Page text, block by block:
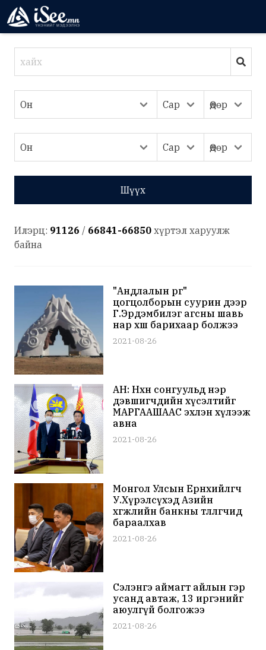
Шүүх
Илэрц: 91126 / 66841-66850 хүртэл харуулж
байна
"Андлалын өргөө"
цогцолборын суурин дээр
Г.Эрдэмбилэг агсны шавь
нар хөшөө барихаар болжээ
2021-08-26
АН: Нөхөн сонгуульд нэр
дэвшигчдийн хүсэлтийг
МАРГААШААС эхлэн хүлээж
авна
2021-08-26
Монгол Улсын Ерөнхийлөгч
У.Хүрэлсүхэд Азийн
хөгжлийн банкны төлөөлөгчид
бараалхав
2021-08-26
Сэлэнгэ аймагт айлын гэр
усанд автаж, 13 иргэнийг
аюулгүй болгожээ
2021-08-26